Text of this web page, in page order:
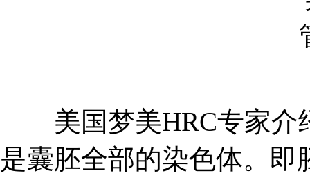
美国梦美HRC专家介
是囊胚全部的染色体。